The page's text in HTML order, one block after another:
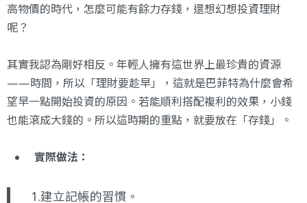
高物價的時代，怎麼可能有餘力存錢，還想幻想投資理財
呢？
其實我認為剛好相反。年輕人擁有這世界上最珍貴的資源
——時間，所以「理財要趁早」，這就是巴菲特為什麼會希
望早一點開始投資的原因。若能順利搭配複利的效果，小錢
也能滾成大錢的。所以這時期的重點，就要放在「存錢」。
實際做法：
1.建立記帳的習慣。